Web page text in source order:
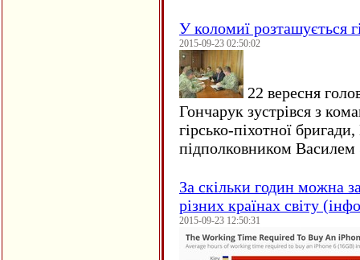
У коломиї розташується
2015-09-23 02:50:02
22 вересня
Гончарук зустрівся з
гірсько-піхотної
підполковником
За скільки годин можна
різних країнах світу
2015-09-23 12:50:31